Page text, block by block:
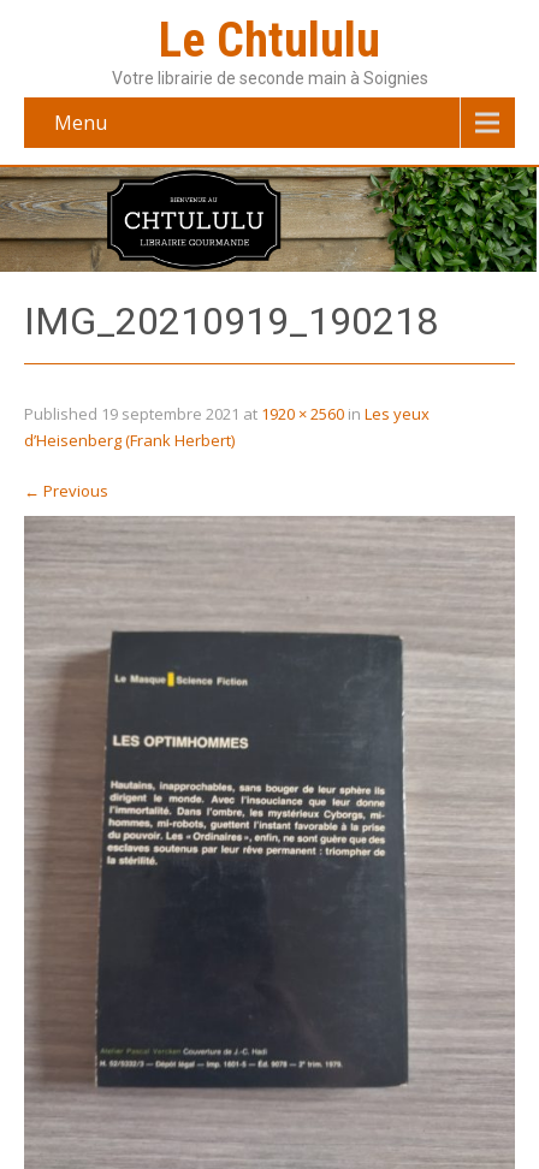
Le Chtululu
Votre librairie de seconde main à Soignies
Menu
IMG_20210919_190218
Published 19 septembre 2021 at 1920 × 2560 in Les yeux
d’Heisenberg (Frank Herbert)
← Previous